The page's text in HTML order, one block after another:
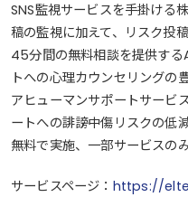
SNS監視サービスを手掛ける
稿の監視に加えて、リスク投
45分間の無料相談を提供す
トへの心理カウンセリングの
アヒューマンサポートサービ
ートへの誹謗中傷リスクの低
無料で実施、一部サービスの
サービスページ： https://